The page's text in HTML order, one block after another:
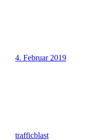
4. Februar 2019
trafficblast